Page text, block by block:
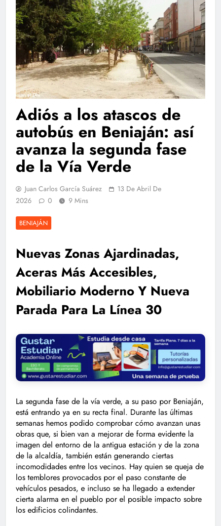
Adiós a los atascos de
autobús en Beniaján: así
avanza la segunda fase
de la Vía Verde
Juan Carlos García Suárez
13 De Abril De
2026
0 9 Mins
BENIAJÁN
Nuevas Zonas Ajardinadas,
Aceras Más Accesibles,
Mobiliario Moderno Y Nueva
Parada Para La Línea 30
La segunda fase de la vía verde, a su paso por Beniaján,
está entrando ya en su recta final. Durante las últimas
semanas hemos podido comprobar cómo avanzan unas
obras que, si bien van a mejorar de forma evidente la
imagen del entorno de la antigua estación y de la zona
de la alcaldía, también están generando ciertas
incomodidades entre los vecinos. Hay quien se queja de
los temblores provocados por el paso constante de
vehículos pesados, e incluso se ha llegado a extender
cierta alarma en el pueblo por el posible impacto sobre
los edificios colindantes.